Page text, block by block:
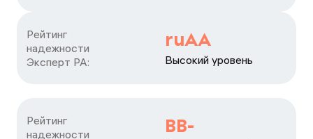
Рейтинг
надежности
Эксперт РА:
ruAA
Высокий уровень
Рейтинг
надежности
BB-